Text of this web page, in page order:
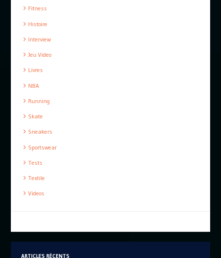
Fitness
Histoire
Interview
Jeu Video
Livres
NBA
Running
Skate
Sneakers
Sportswear
Tests
Textile
Videos
ARTICLES RÉCENTS